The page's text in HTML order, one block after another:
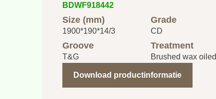
BDWF918442
Size (mm)
1900*190*14/3
Grade
CD
Groove
T&G
Treatment
Brushed wax oiled
Download productinformatie